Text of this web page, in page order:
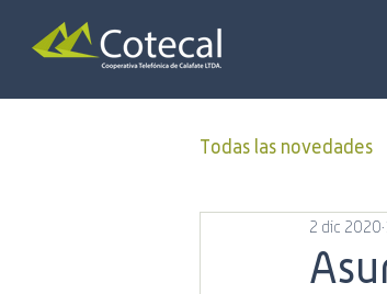
Todas las novedades
Donaciones2 dic 2020